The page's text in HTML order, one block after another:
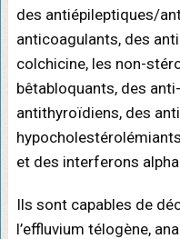
des antiépileptiques/
anticoagulants, des
colchicine, les non-
bêtabloquants, des
antithyroïdiens, des
et des interferons alpha.
Ils sont capables de
l’effluvium télogène,